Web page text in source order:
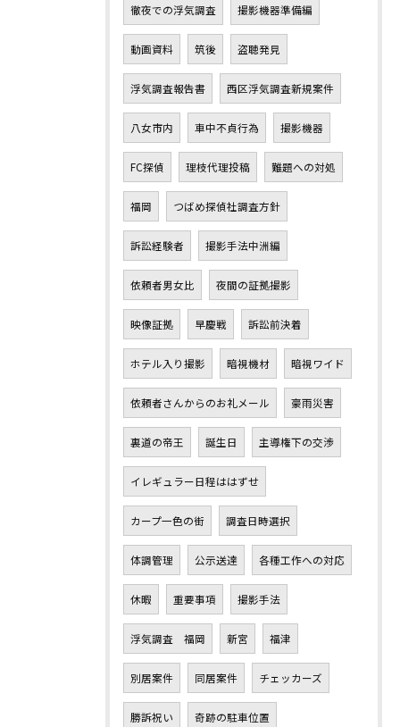
徹夜での浮気調査 撮影機器準備編
動画資料 筑後 盗聴発見
浮気調査報告書 西区浮気調査新規案件
八女市内 車中不貞行為 撮影機器
FC探偵 理枝代理投稿 難題への対処
福岡 つばめ探偵社調査方針
訴訟経験者 撮影手法中洲編
依頼者男女比 夜間の証拠撮影
映像証拠 早慶戦 訴訟前決着
ホテル入り撮影 暗視機材 暗視ワイド
依頼者さんからのお礼メール 豪雨災害
裏道の帝王 誕生日 主導権下の交渉
イレギュラー日程ははずせ
カープ一色の街 調査日時選択
体調管理 公示送達 各種工作への対応
休暇 重要事項 撮影手法
浮気調査 福岡 新宮 福津
別居案件 同居案件 チェッカーズ
勝訴祝い 奇跡の駐車位置